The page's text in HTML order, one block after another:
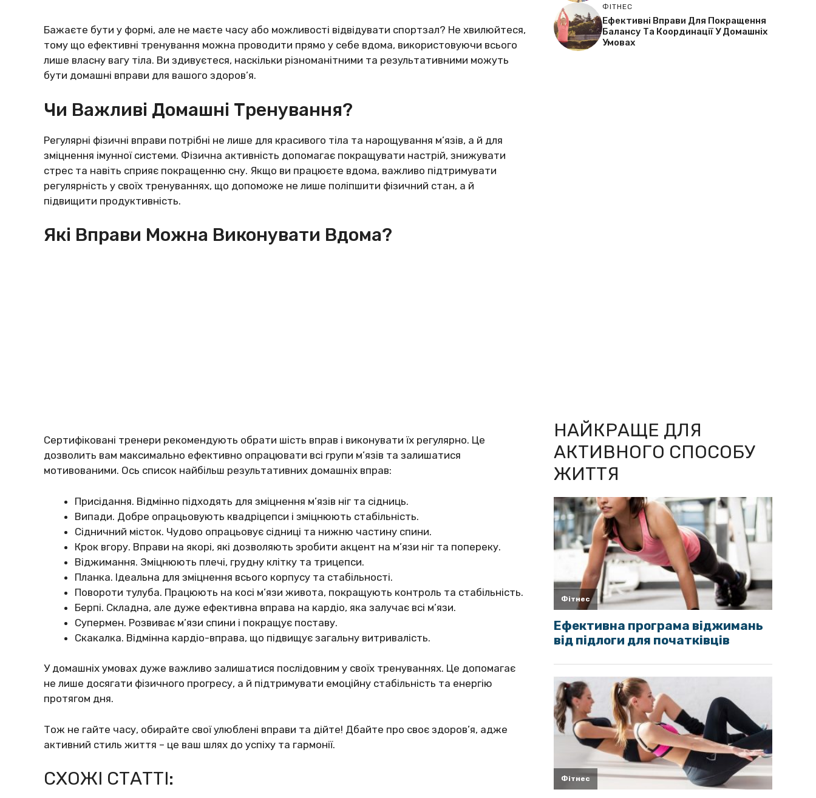
Бажаєте бути у формі, але не маєте часу або можливості відвідувати спортзал? Не хвилюйтеся,
тому що ефективні тренування можна проводити прямо у себе вдома, використовуючи всього
лише власну вагу тіла. Ви здивуєтеся, наскільки різноманітними та результативними можуть
бути домашні вправи для вашого здоров’я.
Чи Важливі Домашні Тренування?
Регулярні фізичні вправи потрібні не лише для красивого тіла та нарощування м’язів, а й для
зміцнення імунної системи. Фізична активність допомагає покращувати настрій, знижувати
стрес та навіть сприяє покращенню сну. Якщо ви працюєте вдома, важливо підтримувати
регулярність у своїх тренуваннях, що допоможе не лише поліпшити фізичний стан, а й
підвищити продуктивність.
Які Вправи Можна Виконувати Вдома?
Сертифіковані тренери рекомендують обрати шість вправ і виконувати їх регулярно. Це
дозволить вам максимально ефективно опрацювати всі групи м’язів та залишатися
мотивованими. Ось список найбільш результативних домашніх вправ:
Присідання. Відмінно підходять для зміцнення м’язів ніг та сідниць.
Випади. Добре опрацьовують квадріцепси і зміцнюють стабільність.
Сідничний місток. Чудово опрацьовує сідниці та нижню частину спини.
Крок вгору. Вправи на якорі, які дозволяють зробити акцент на м’язи ніг та попереку.
Віджимання. Зміцнюють плечі, грудну клітку та трицепси.
Планка. Ідеальна для зміцнення всього корпусу та стабільності.
Повороти тулуба. Працюють на косі м’язи живота, покращують контроль та стабільність.
Берпі. Складна, але дуже ефективна вправа на кардіо, яка залучає всі м’язи.
Супермен. Розвиває м’язи спини і покращує поставу.
Скакалка. Відмінна кардіо-вправа, що підвищує загальну витривалість.
У домашніх умовах дуже важливо залишатися послідовним у своїх тренуваннях. Це допомагає
не лише досягати фізичного прогресу, а й підтримувати емоційну стабільність та енергію
протягом дня.
Тож не гайте часу, обирайте свої улюблені вправи та дійте! Дбайте про своє здоров’я, адже
активний стиль життя – це ваш шлях до успіху та гармонії.
СХОЖІ СТАТТІ:
ФІТНЕС
Ефективні Вправи Для Покращення
Балансу Та Координації У Домашніх
Умовах
НАЙКРАЩЕ ДЛЯ
АКТИВНОГО СПОСОБУ
ЖИТТЯ